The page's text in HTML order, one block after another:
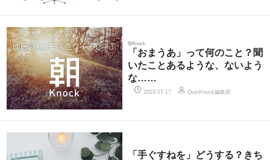
朝Knock
「おまうあ」って何のこと？聞
いたことあるような、ないよう
な……
2019.07.17 QuizKnock編集部
「手ぐすねを」どうする？きち